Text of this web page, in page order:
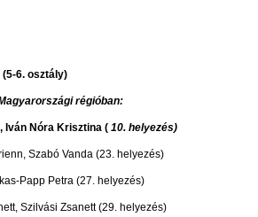
6. osztály)
régióban:
Iván Nóra Krisztina ( 10. helyezés)
Szabó Vanda (23. helyezés)
Papp Petra (27. helyezés)
Szilvási Zsanett (29. helyezés)